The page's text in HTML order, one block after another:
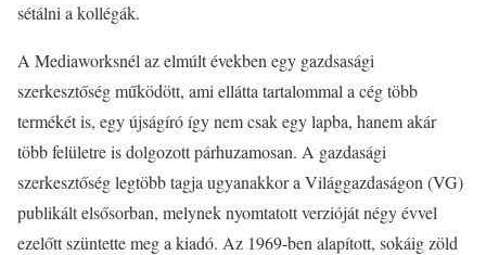
sétálni a kollégák.
A Mediaworksnél az elmúlt években egy gazdsasági
szerkesztőség működött, ami ellátta tartalommal a cég több
termékét is, egy újságíró így nem csak egy lapba, hanem akár
több felületre is dolgozott párhuzamosan. A gazdasági
szerkesztőség legtöbb tagja ugyanakkor a Világgazdaságon (VG)
publikált elsősorban, melynek nyomtatott verzióját négy évvel
ezelőtt szüntette meg a kiadó. Az 1969-ben alapított, sokáig zöld